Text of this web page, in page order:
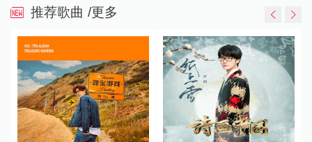
推荐歌曲 /更多